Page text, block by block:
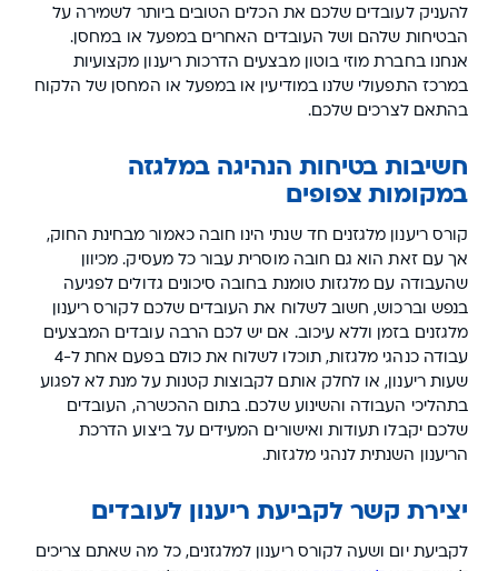
להעניק לעובדים שלכם את הכלים הטובים ביותר לשמירה על
הבטיחות שלהם ושל העובדים האחרים במפעל או במחסן.
אנחנו בחברת מוזי בוטון מבצעים הדרכות ריענון מקצועיות
במרכז התפעולי שלנו במודיעין או במפעל או המחסן של הלקוח
בהתאם לצרכים שלכם.
חשיבות בטיחות הנהיגה במלגזה
במקומות צפופים
קורס ריענון מלגזנים חד שנתי הינו חובה כאמור מבחינת החוק,
אך עם זאת הוא גם חובה מוסרית עבור כל מעסיק. מכיוון
שהעבודה עם מלגזות טומנת בחובה סיכונים גדולים לפגיעה
בנפש וברכוש, חשוב לשלוח את העובדים שלכם לקורס ריענון
מלגזנים בזמן וללא עיכוב. אם יש לכם הרבה עובדים המבצעים
עבודה כנהגי מלגזות, תוכלו לשלוח את כולם בפעם אחת ל-4
שעות ריענון, או לחלק אותם לקבוצות קטנות על מנת לא לפגוע
בתהליכי העבודה והשינוע שלכם. בתום ההכשרה, העובדים
שלכם יקבלו תעודות ואישורים המעידים על ביצוע הדרכת
הריענון השנתית לנהגי מלגזות.
יצירת קשר לקביעת ריענון לעובדים
לקביעת יום ושעה לקורס ריענון למלגזנים, כל מה שאתם צריכים